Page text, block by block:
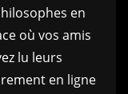
en
où vos amis
lu leurs
en ligne